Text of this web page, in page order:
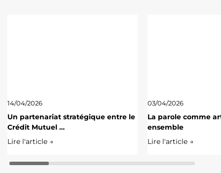
14/04/2026
Un partenariat stratégique entre le
Crédit Mutuel …
Lire l'article →
03/04/2026
La parole comme
ensemble
Lire l'article →